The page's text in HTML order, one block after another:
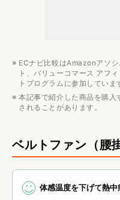
ECナビ比較はAmazonアソ
ト、バリューコマース アフ
トプログラムに参加していま
本記事で紹介した商品を購
されることがあります。
ベルトファン（腰
体感温度を下げて熱